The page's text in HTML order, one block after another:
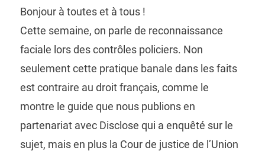
Bonjour à toutes et à tous !
Cette semaine, on parle de reconnaissance
faciale lors des contrôles policiers. Non
seulement cette pratique banale dans les faits
est contraire au droit français, comme le
montre le guide que nous publions en
partenariat avec Disclose qui a enquêté sur le
sujet, mais en plus la Cour de justice de l’Union